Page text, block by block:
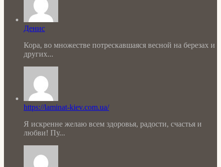
Денис
Кора, во множестве потрескавшаяся весной на березах и
других...
https://laminat-kiev.com.ua/
Я искренне желаю всем здоровья, радости, счастья и
любви! Пу...